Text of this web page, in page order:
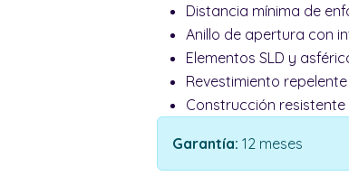
Distancia mínima de
Anillo de apertura con
Elementos SLD y
Revestimiento
Construcción
Garantía: 12 meses